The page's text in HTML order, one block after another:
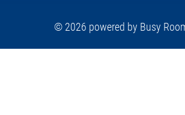
© 2026 powered by Busy